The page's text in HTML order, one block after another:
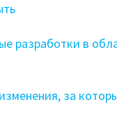
разработки в
за